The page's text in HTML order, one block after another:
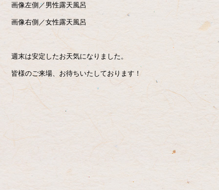
画像左側／男性露天風呂
画像右側／女性露天風呂
週末は安定したお天気になりました。
皆様のご来場、お待ちいたしております！